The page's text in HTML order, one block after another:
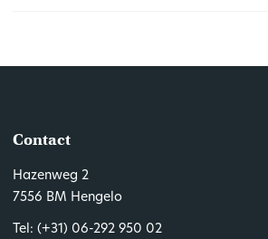
Contact
Hazenweg 2
7556 BM Hengelo
Tel:(+31) 06-292 950 02